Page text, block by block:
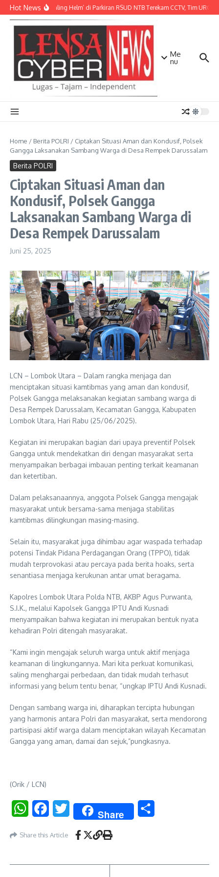
Lewati ke konten
Hot NewsAksi ‘Maling Helm’ di Parkiran RSUD NTB Terekam CCTV, Tim URC
Me
nu
Home / Berita POLRI / Ciptakan Situasi Aman dan Kondusif, Polsek
Gangga Laksanakan Sambang Warga di Desa Rempek Darussalam
Berita POLRI
Ciptakan Situasi Aman dan
Kondusif, Polsek Gangga
Laksanakan Sambang Warga di
Desa Rempek Darussalam
Juni 25, 2025
LCN – Lombok Utara – Dalam rangka menjaga dan
menciptakan situasi kamtibmas yang aman dan kondusif,
Polsek Gangga melaksanakan kegiatan sambang warga di
Desa Rempek Darussalam, Kecamatan Gangga, Kabupaten
Lombok Utara, Hari Rabu (25/06/2025).
Kegiatan ini merupakan bagian dari upaya preventif Polsek
Gangga untuk mendekatkan diri dengan masyarakat serta
menyampaikan berbagai imbauan penting terkait keamanan
dan ketertiban.
Dalam pelaksanaannya, anggota Polsek Gangga mengajak
masyarakat untuk bersama-sama menjaga stabilitas
kamtibmas dilingkungan masing-masing.
Selain itu, masyarakat juga dihimbau agar waspada terhadap
potensi Tindak Pidana Perdagangan Orang (TPPO), tidak
mudah terprovokasi atau percaya pada berita hoaks, serta
senantiasa menjaga kerukunan antar umat beragama.
Kapolres Lombok Utara Polda NTB, AKBP Agus Purwanta,
S.I.K., melalui Kapolsek Gangga IPTU Andi Kusnadi
menyampaikan bahwa kegiatan ini merupakan bentuk nyata
kehadiran Polri ditengah masyarakat.
“Kami ingin mengajak seluruh warga untuk aktif menjaga
keamanan di lingkungannya. Mari kita perkuat komunikasi,
saling menghargai perbedaan, dan tidak mudah terhasut
informasi yang belum tentu benar, “ungkap IPTU Andi Kusnadi.
Dengan sambang warga ini, diharapkan tercipta hubungan
yang harmonis antara Polri dan masyarakat, serta mendorong
partisipasi aktif warga dalam menciptakan wilayah Kecamatan
Gangga yang aman, damai dan sejuk,”pungkasnya.
(Orik / LCN)
WhatsAppFacebookTwitter Share
Share this Article